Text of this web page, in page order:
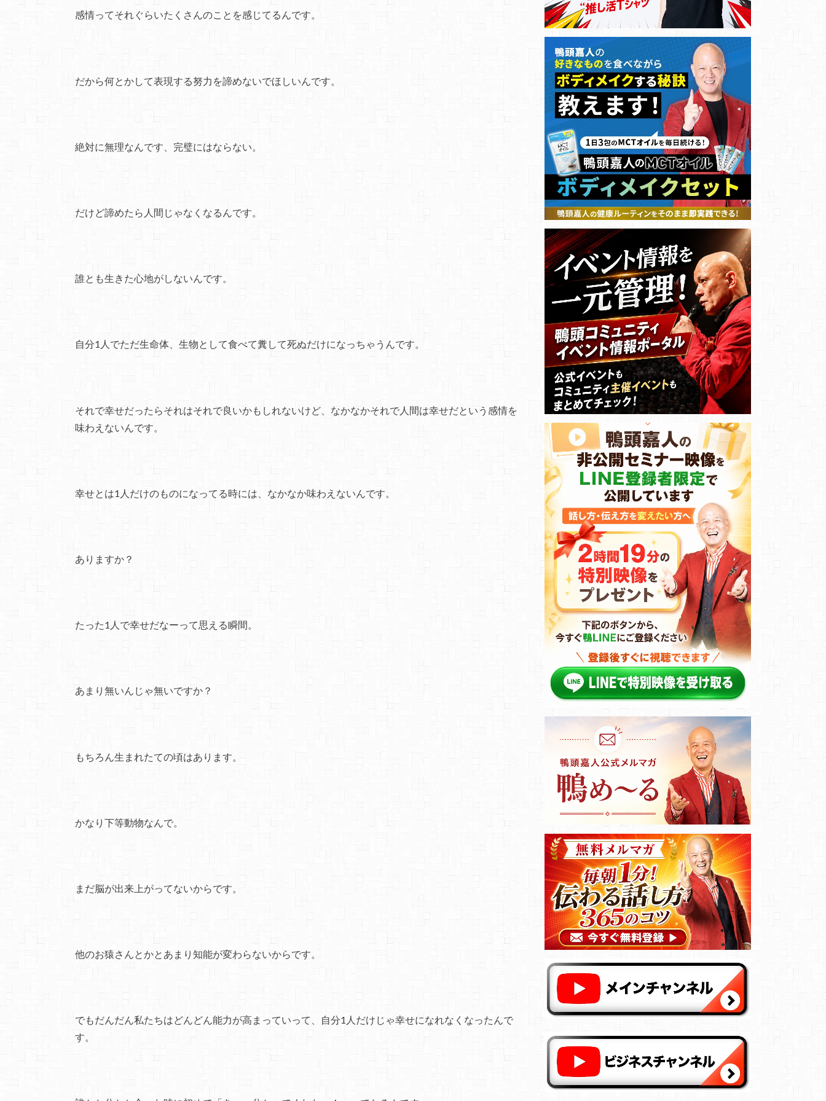
感情ってそれぐらいたくさんのことを感じてるんです。
だから何とかして表現する努力を諦めないでほしいんです。
絶対に無理なんです、完璧にはならない。
だけど諦めたら人間じゃなくなるんです。
誰とも生きた心地がしないんです。
自分1人でただ生命体、生物として食べて糞して死ぬだけになっちゃうんです。
それで幸せだったらそれはそれで良いかもしれないけど、なかなかそれで人間は幸せだという感情を
味わえないんです。
幸せとは1人だけのものになってる時には、なかなか味わえないんです。
ありますか？
たった1人で幸せだなーって思える瞬間。
あまり無いんじゃ無いですか？
もちろん生まれたての頃はあります。
かなり下等動物なんで。
まだ脳が出来上がってないからです。
他のお猿さんとかとあまり知能が変わらないからです。
でもだんだん私たちはどんどん能力が高まっていって、自分1人だけじゃ幸せになれなくなったんで
す。